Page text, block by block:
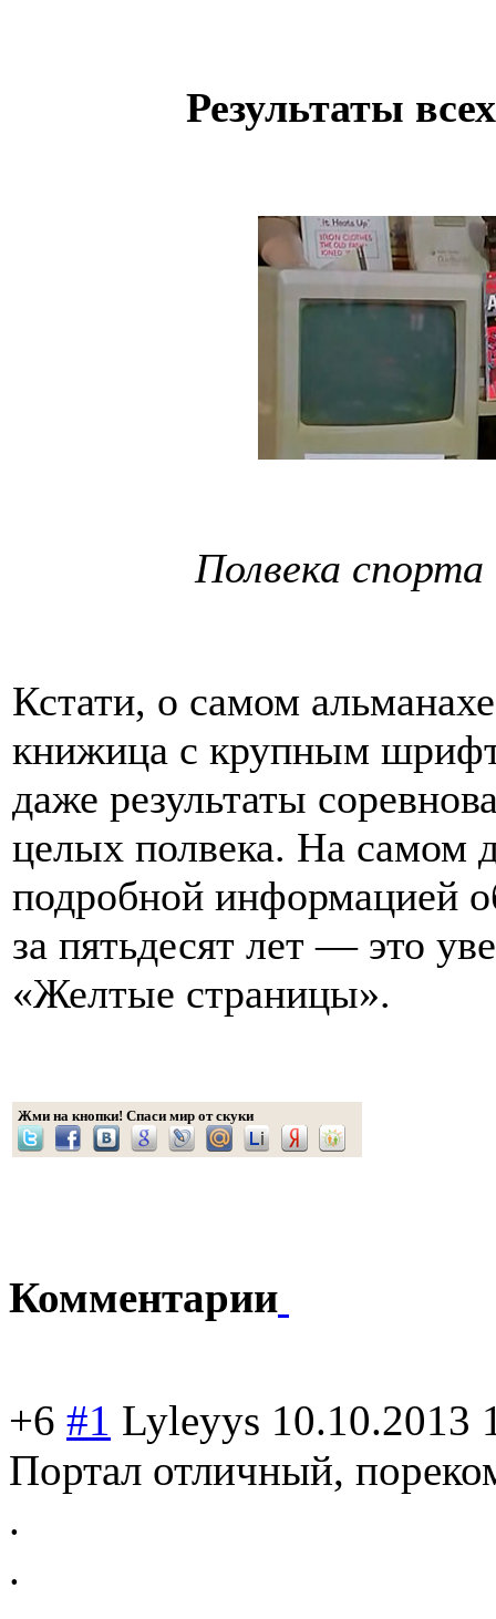
Результаты
Полвека спорта
Кстати, о самом
книжица с крупным
даже результаты
целых полвека. На самом
подробной информацией
за пятьдесят лет — это
«Желтые страницы».
Жми на кнопки! Спаси мир от скуки
Комментарии
+6 #1 Lyleyys 10.10.2013
Портал отличный,
.
.